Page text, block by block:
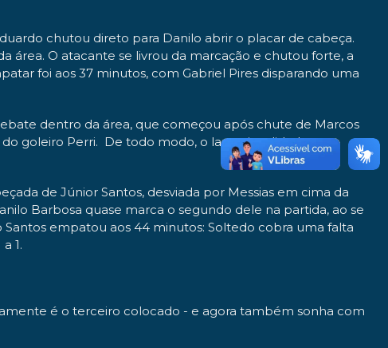
chutou direto para Danilo abrir o placar de cabeça.
área. O atacante se livrou da marcação e chutou forte, a
foi aos 37 minutos, com Gabriel Pires disparando uma
dentro da área, que começou após chute de Marcos
goleiro Perri. De todo modo, o lance invalidado por
de Júnior Santos, desviada por Messias em cima da
Barbosa quase marca o segundo dele na partida, ao se
empatou aos 44 minutos: Soltedo cobra uma falta
1.
é o terceiro colocado - e agora também sonha com